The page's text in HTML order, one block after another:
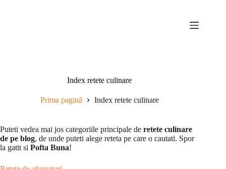
Index retete culinare
Prima pagină Index retete culinare
Puteti vedea mai jos categoriile principale de retete culinare
de pe blog, de unde puteti alege reteta pe care o cautati. Spor
la gatit si Pofta Buna!